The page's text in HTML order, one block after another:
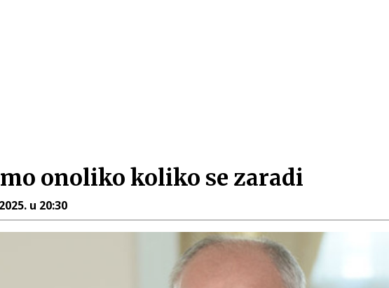
onoliko koliko se zaradi
u 20:30